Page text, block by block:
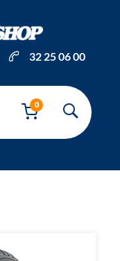
32 25 06 00
0